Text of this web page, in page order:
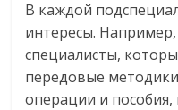
В каждой
интересы. Например,
специалисты,
передовые
операции и